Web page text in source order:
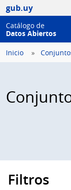
gub.uy
Catálogo de
Datos Abiertos
Inicio
Filtros